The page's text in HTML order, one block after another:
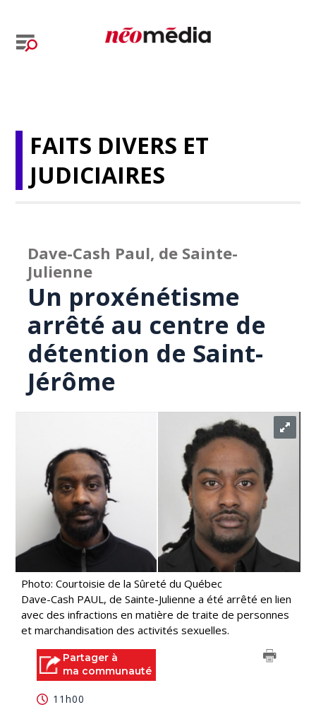
FAITS DIVERS ET
JUDICIAIRES
Dave-Cash Paul, de Sainte-
Julienne
Un proxénétisme
arrêté au centre de
détention de Saint-
Jérôme
Photo: Courtoisie de la Sûreté du Québec
Dave-Cash PAUL, de Sainte-Julienne a été arrêté en lien
avec des infractions en matière de traite de personnes
et marchandisation des activités sexuelles.
Partager à
ma communauté
11h00